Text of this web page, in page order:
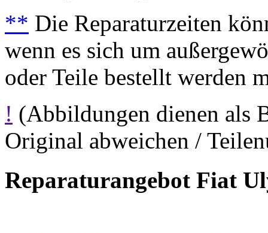
** Die Reparaturzeiten
wenn es sich um
oder Teile bestellt werden
! (Abbildungen dienen als
Original abweichen /
Reparaturangebot Fiat